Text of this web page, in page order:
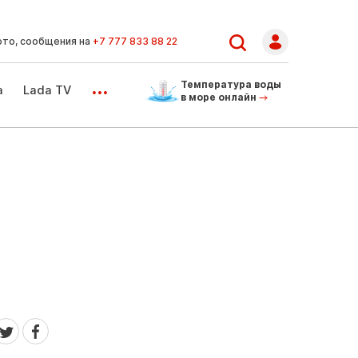
сообщения на +7 777 833 88 22
Lada TV ...
Температура воды
в море онлайн